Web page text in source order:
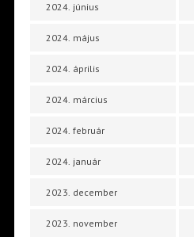
2024. június
2024. május
2024. április
2024. március
2024. február
2024. január
2023. december
2023. november